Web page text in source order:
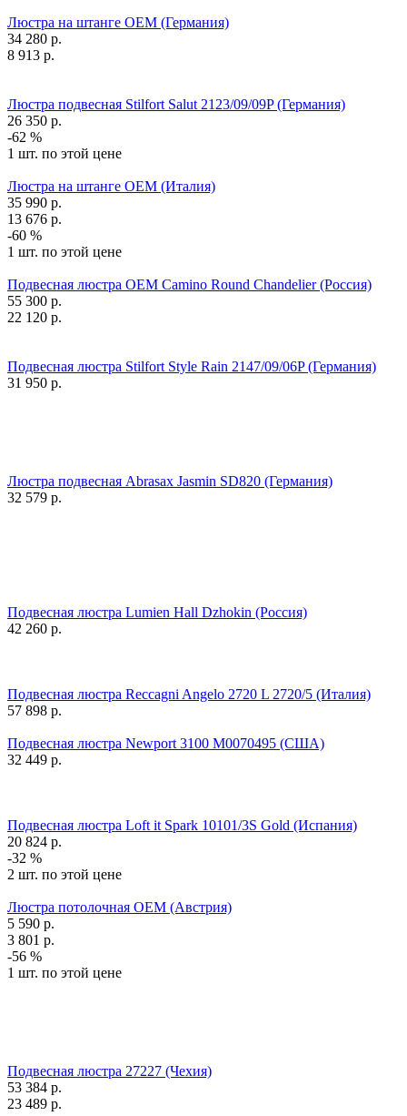
Люстра на штанге OEM (Германия)
34 280 р.
8 913 р.
Люстра подвесная Stilfort Salut 2123/09/09P (Германия)
26 350 р.
-62 %
1 шт. по этой цене
Люстра на штанге OEM (Италия)
35 990 р.
13 676 р.
-60 %
1 шт. по этой цене
Подвесная люстра OEM Camino Round Chandelier (Россия)
55 300 р.
22 120 р.
Подвесная люстра Stilfort Style Rain 2147/09/06P (Германия)
31 950 р.
Люстра подвесная Abrasax Jasmin SD820 (Германия)
32 579 р.
Подвесная люстра Lumien Hall Dzhokin (Россия)
42 260 р.
Подвесная люстра Reccagni Angelo 2720 L 2720/5 (Италия)
57 898 р.
Подвесная люстра Newport 3100 М0070495 (США)
32 449 р.
Подвесная люстра Loft it Spark 10101/3S Gold (Испания)
20 824 р.
-32 %
2 шт. по этой цене
Люстра потолочная OEM (Австрия)
5 590 р.
3 801 р.
-56 %
1 шт. по этой цене
Подвесная люстра 27227 (Чехия)
53 384 р.
23 489 р.